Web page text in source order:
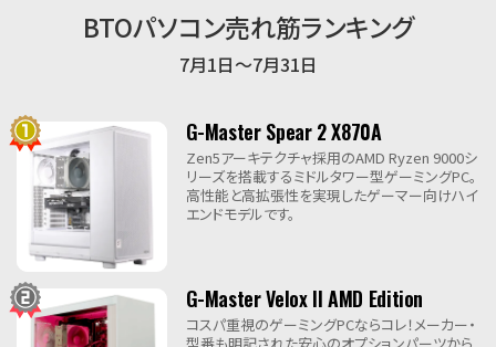
BTOパソコン売れ筋ランキング
7月1日～7月31日
G-Master Spear 2 X870A
Zen5アーキテクチャ採用のAMD Ryzen 9000シ
リーズを搭載するミドルタワー型ゲーミングPC。
高性能と高拡張性を実現したゲーマー向けハイ
エンドモデルです。
G-Master Velox II AMD Edition
コスパ重視のゲーミングPCならコレ！メーカー・